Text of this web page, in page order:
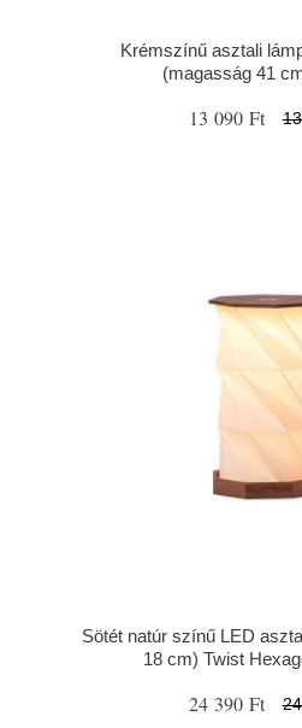
Krémszínű asztali
(magasság 41
13 090 Ft
Sötét natúr színű LED
18 cm) Twist
24 390 Ft